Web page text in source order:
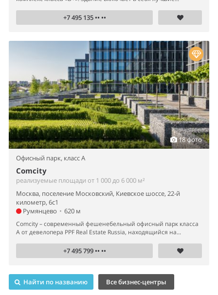
+7 495 135 •• ••
18 фото
Офисный парк, класс A
Comcity
реализуемые площади от 1 000 до 6 000 м²
Москва, поселение Московский, Киевское шоссе, 22-й
километр, 6с1
Румянцево • 620 м
Comcity – современный фешенебельный офисный парк класса
А от девелопера PPF Real Estate Russia, находящийся на...
+7 495 799 •• ••
Найти по названию Все бизнес-центры